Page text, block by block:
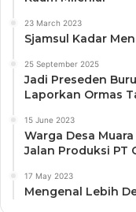
23 March 2023
Sjamsul Kadar
25 September 2025
Jadi Preseden
Laporkan Ormas
15 June 2023
Warga Desa
Jalan Produksi PT
17 May 2023
Mengenal Lebih